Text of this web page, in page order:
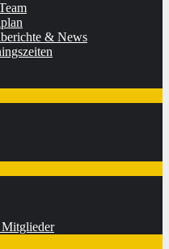
& News